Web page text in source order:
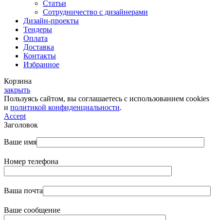
Статьи
Сотрудничество с дизайнерами
Дизайн-проекты
Тендеры
Оплата
Доставка
Контакты
Избранное
Корзина
закрыть
Пользуясь сайтом, вы соглашаетесь с использованием cookies
и политикой конфиденциальности.
Accept
Заголовок
Ваше имя
Номер телефона
Ваша почта
Ваше сообщение